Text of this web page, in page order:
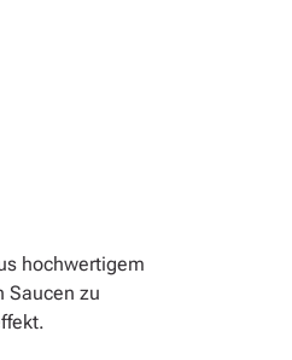
hochwertigem
Saucen zu